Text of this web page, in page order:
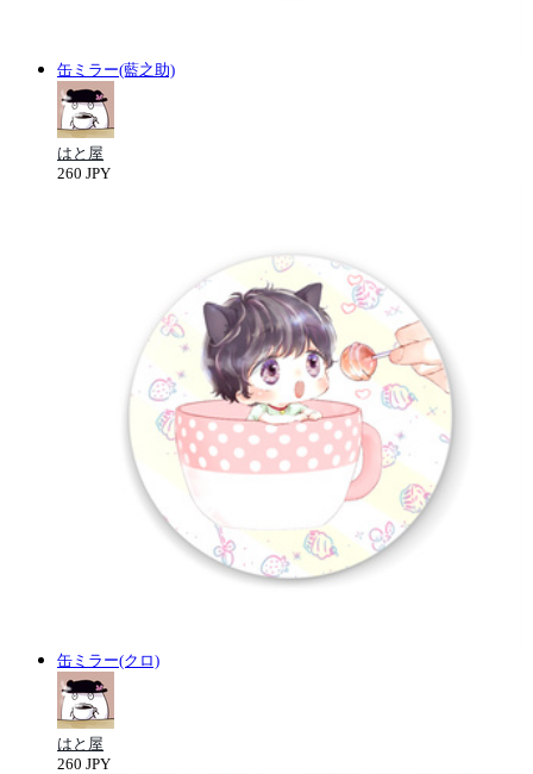
缶ミラー(藍之助)
はと屋
260 JPY
缶ミラー(クロ)
はと屋
260 JPY